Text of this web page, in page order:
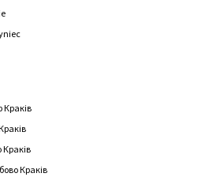
Краків
Краків
Краків